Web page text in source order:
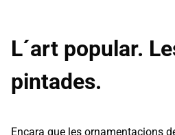
L´art popular.
pintades.
Encara que les ornamentacions